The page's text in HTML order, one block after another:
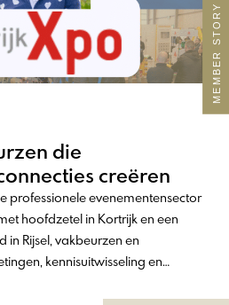
MEMBER STORY
die
creëren
professionele evenementensector
hoofdzetel in Kortrijk en een
Rijsel, vakbeurzen en
kennisuitwisseling en